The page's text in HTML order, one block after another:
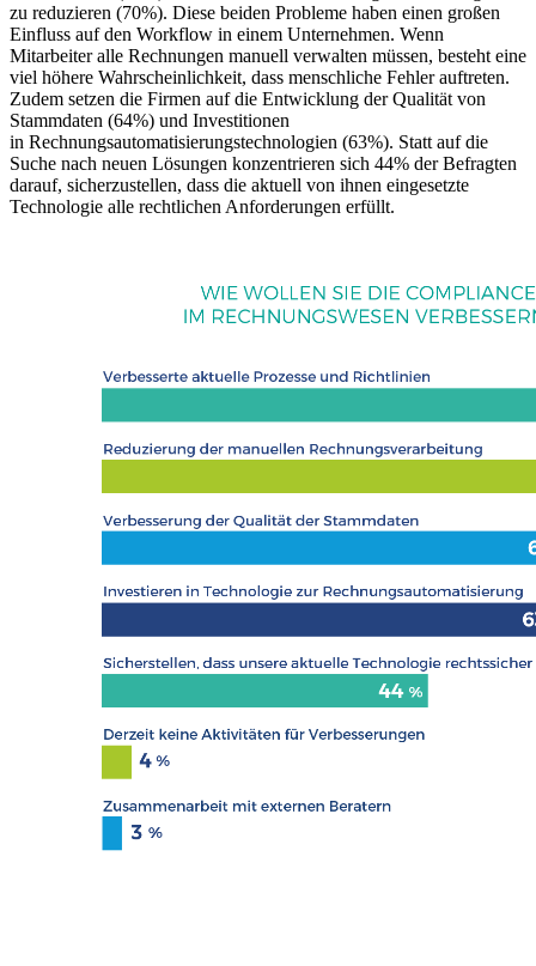
zu reduzieren (70%). Diese beiden Probleme haben einen großen
Einfluss auf den Workflow in einem Unternehmen. Wenn
Mitarbeiter alle Rechnungen manuell verwalten müssen, besteht eine
viel höhere Wahrscheinlichkeit, dass menschliche Fehler auftreten.
Zudem setzen die Firmen auf die Entwicklung der Qualität von
Stammdaten (64%) und Investitionen
in Rechnungsautomatisierungstechnologien (63%). Statt auf die
Suche nach neuen Lösungen konzentrieren sich 44% der Befragten
darauf, sicherzustellen, dass die aktuell von ihnen eingesetzte
Technologie alle rechtlichen Anforderungen erfüllt.